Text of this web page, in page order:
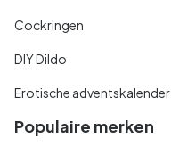
Cockringen
DIY Dildo
Erotische adventskalender
Populaire merken